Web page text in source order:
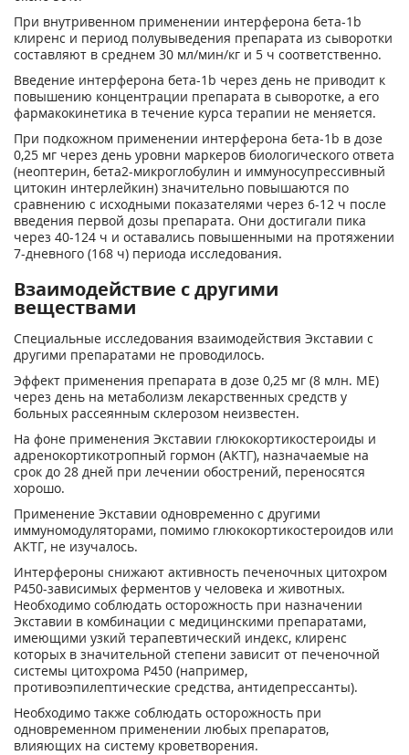
При внутривенном применении интерферона бета-1b
клиренс и период полувыведения препарата из сыворотки
составляют в среднем 30 мл/мин/кг и 5 ч соответственно.
Введение интерферона бета-1b через день не приводит к
повышению концентрации препарата в сыворотке, а его
фармакокинетика в течение курса терапии не меняется.
При подкожном применении интерферона бета-1b в дозе
0,25 мг через день уровни маркеров биологического ответа
(неоптерин, бета2-микроглобулин и иммуносупрессивный
цитокин интерлейкин) значительно повышаются по
сравнению с исходными показателями через 6-12 ч после
введения первой дозы препарата. Они достигали пика
через 40-124 ч и оставались повышенными на протяжении
7-дневного (168 ч) периода исследования.
Взаимодействие с другими
веществами
Специальные исследования взаимодействия Экставии с
другими препаратами не проводилось.
Эффект применения препарата в дозе 0,25 мг (8 млн. МЕ)
через день на метаболизм лекарственных средств у
больных рассеянным склерозом неизвестен.
На фоне применения Экставии глюкокортикостероиды и
адренокортикотропный гормон (АКТГ), назначаемые на
срок до 28 дней при лечении обострений, переносятся
хорошо.
Применение Экставии одновременно с другими
иммуномодуляторами, помимо глюкокортикостероидов или
АКТГ, не изучалось.
Интерфероны снижают активность печеночных цитохром
Р450-зависимых ферментов у человека и животных.
Необходимо соблюдать осторожность при назначении
Экставии в комбинации с медицинскими препаратами,
имеющими узкий терапевтический индекс, клиренс
которых в значительной степени зависит от печеночной
системы цитохрома Р450 (например,
противоэпилептические средства, антидепрессанты).
Необходимо также соблюдать осторожность при
одновременном применении любых препаратов,
влияющих на систему кроветворения.